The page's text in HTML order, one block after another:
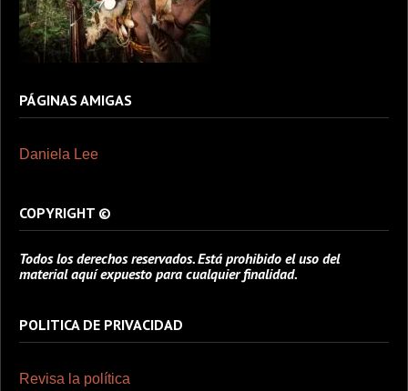
PÁGINAS AMIGAS
Daniela Lee
COPYRIGHT ©
Todos los derechos reservados. Está prohibido el uso del
material aquí expuesto para cualquier finalidad.
POLITICA DE PRIVACIDAD
Revisa la política